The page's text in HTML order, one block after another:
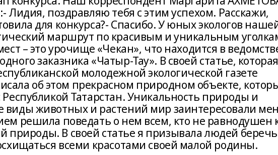
Лидия, поздравляю тебя с этим успехом. Расскажи,
для конкурса?- Спасибо. У юных экологов
маршрут по красивым и уникальным
– это урочище «Чекан», что находится в
заказника «Чатыр-Тау». В своей статье, которая
молодежной экологической газете
об этом прекрасном природном объекте,
Татарстан. Уникальность природы и
виды животных и растений мир заинтересовали
решила поведать о нем всем, кто не равнодушен
В своей статье я призывала людей беречь
всеми красотами своей малой родины.